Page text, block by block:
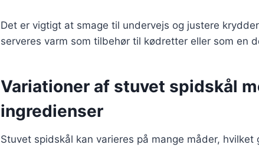
Det er vigtigt at smage til undervejs og justere
serveres varm som tilbehør til kødretter eller som en
Variationer af stuvet spidskål
ingredienser
Stuvet spidskål kan varieres på mange måder,